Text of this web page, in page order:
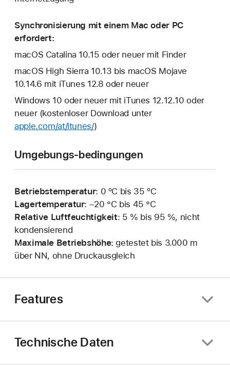
Synchronisierung mit einem Mac oder PC
erfordert:
macOS Catalina 10.15 oder neuer mit Finder
macOS High Sierra 10.13 bis macOS Mojave
10.14.6 mit iTunes 12.8 oder neuer
Windows 10 oder neuer mit iTunes 12.12.10 oder
neuer (kostenloser Download unter
apple.com/at/itunes/)
Umgebungs-bedingungen
Betriebstemperatur: 0 ºC bis 35 ºC
Lagertemperatur: –20 °C bis 45 °C
Relative Luftfeuchtigkeit: 5 % bis 95 %, nicht
kondensierend
Maximale Betriebshöhe: getestet bis 3.000 m
über NN, ohne Druckausgleich
Features
Technische Daten